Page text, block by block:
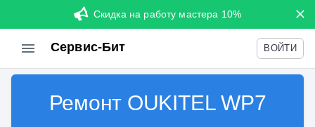
Скидка на работу мастера 10%
Сервис-Бит ВОЙТИ
Ремонт OUKITEL WP7